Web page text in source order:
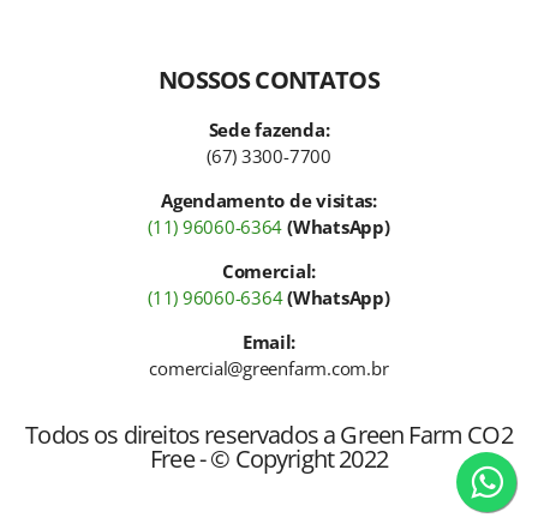
NOSSOS CONTATOS
Sede fazenda:
(67) 3300-7700
Agendamento de visitas:
(11) 96060-6364 (WhatsApp)
Comercial:
(11) 96060-6364(WhatsApp)
Email:
comercial@greenfarm.com.br
Todos os direitos reservados a Green Farm CO2
Free - © Copyright 2022